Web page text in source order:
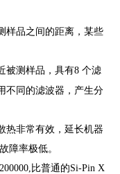
样品之间的距离，某些
被测样品，具有8 个滤
不同的滤波器，产生分
热非常有效，延长机器
障率极低。
比普通的Si-Pin X